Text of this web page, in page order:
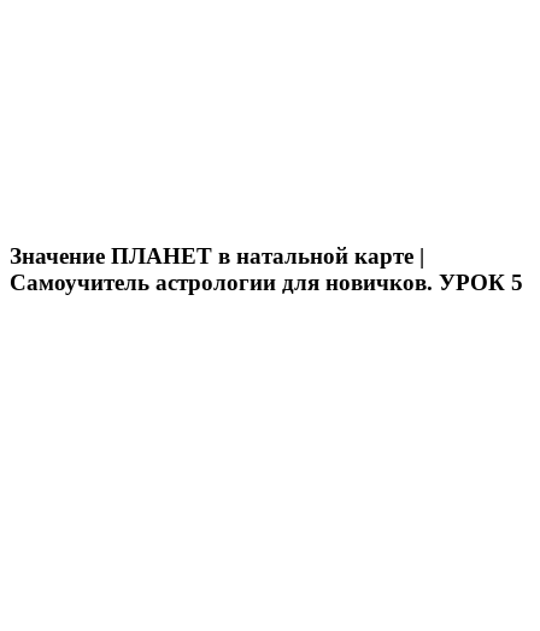
Значение ПЛАНЕТ в натальной карте |
Самоучитель астрологии для новичков. УРОК 5